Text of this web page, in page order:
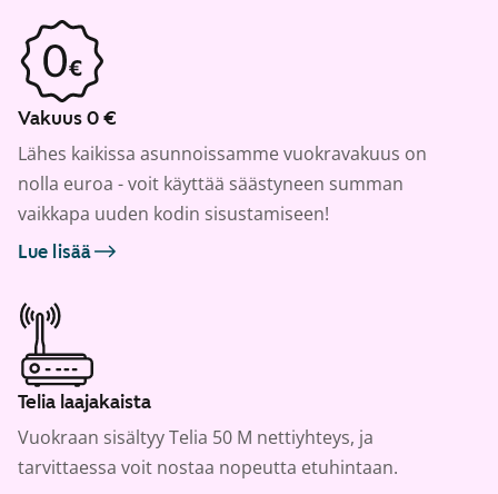
Vakuus 0 €
Lähes kaikissa asunnoissamme vuokravakuus on
nolla euroa - voit käyttää säästyneen summan
vaikkapa uuden kodin sisustamiseen!
Lue lisää
Telia laajakaista
Vuokraan sisältyy Telia 50 M nettiyhteys, ja
tarvittaessa voit nostaa nopeutta etuhintaan.